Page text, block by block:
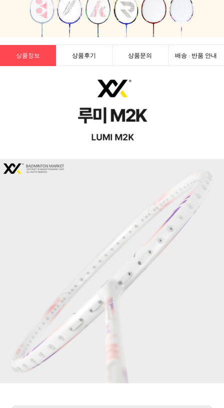
상품정보 상품후기 상품문의 배송 · 반품 안내